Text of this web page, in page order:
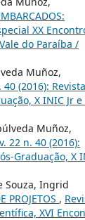
XX
do Paraíba /
Muñoz,
(2016): Revista
X INIC Jr e
Muñoz,
22 n. 40 (2016):
Graduação, X
Souza, Ingrid
PROJETOS ,
XVI